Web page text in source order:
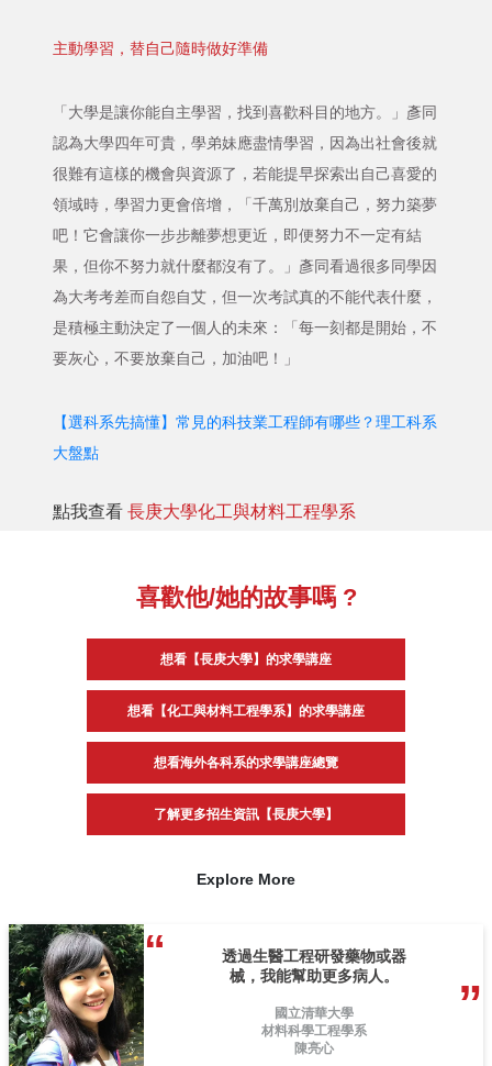
主動學習，替自己隨時做好準備
「大學是讓你能自主學習，找到喜歡科目的地方。」彥同
認為大學四年可貴，學弟妹應盡情學習，因為出社會後就
很難有這樣的機會與資源了，若能提早探索出自己喜愛的
領域時，學習力更會倍增，「千萬別放棄自己，努力築夢
吧！它會讓你一步步離夢想更近，即便努力不一定有結
果，但你不努力就什麼都沒有了。」彥同看過很多同學因
為大考考差而自怨自艾，但一次考試真的不能代表什麼，
是積極主動決定了一個人的未來：「每一刻都是開始，不
要灰心，不要放棄自己，加油吧！」
【選科系先搞懂】常見的科技業工程師有哪些？理工科系
大盤點
點我查看 長庚大學化工與材料工程學系
喜歡他/她的故事嗎 ?
想看【長庚大學】的求學講座
想看【化工與材料工程學系】的求學講座
想看海外各科系的求學講座總覽
了解更多招生資訊【長庚大學】
Explore More
透過生醫工程研發藥物或器
械，我能幫助更多病人。
國立清華大學
材料科學工程學系
陳亮心